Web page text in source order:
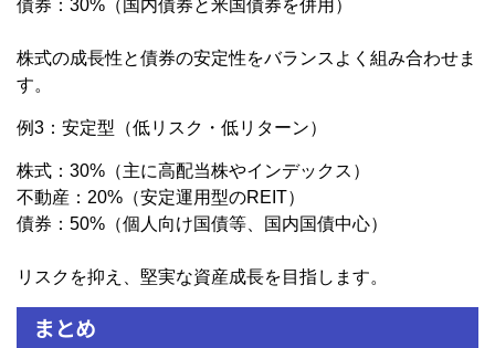
債券：30%（国内債券と米国債券を併用）
株式の成長性と債券の安定性をバランスよく組み合わせま
す。
例3：安定型（低リスク・低リターン）
株式：30%（主に高配当株やインデックス）
不動産：20%（安定運用型のREIT）
債券：50%（個人向け国債等、国内国債中心）
リスクを抑え、堅実な資産成長を目指します。
まとめ